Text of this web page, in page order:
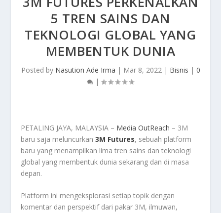
5 TREN SAINS DAN
TEKNOLOGI GLOBAL YANG
MEMBENTUK DUNIA
Posted by Nasution Ade Irma | Mar 8, 2022| Bisnis | 0
|
PETALING JAYA, MALAYSIA – Media OutReach – 3M
baru saja meluncurkan3M Futures, sebuah platform
baru yang menampilkan lima tren sains dan teknologi
global yang membentuk dunia sekarang dan di masa
depan.
Platform ini mengeksplorasi setiap topik dengan
komentar dan perspektif dari pakar 3M, ilmuwan,